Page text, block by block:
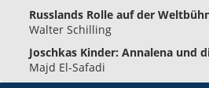
Russlands Rolle auf der
Walter Schilling
Joschkas Kinder: Annalena und
Majd El-Safadi